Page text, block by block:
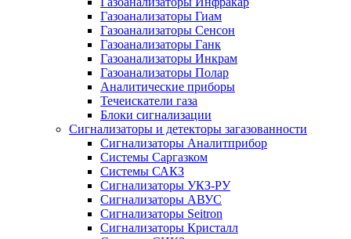
Газоанализаторы Гиам
Газоанализаторы Сенсон
Газоанализаторы Ганк
Газоанализаторы Инкрам
Газоанализаторы Полар
Аналитические приборы
Течеискатели газа
Блоки сигнализации
Сигнализаторы и детекторы загазованности
Сигнализаторы Аналитприбор
Системы Саргазком
Системы САКЗ
Сигнализаторы УКЗ-РУ
Сигнализаторы АВУС
Сигнализаторы Seitron
Сигнализаторы Кристалл